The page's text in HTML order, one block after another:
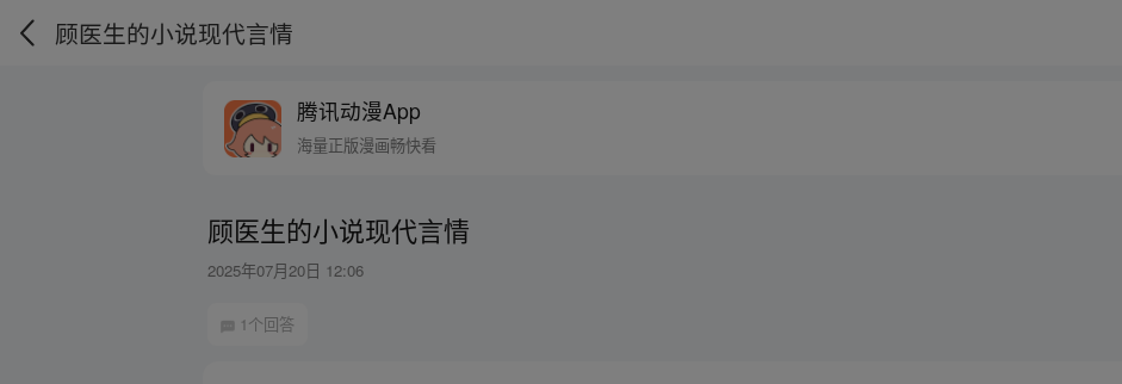
顾医生的小说现代言情
腾讯动漫App
海量正版漫画畅快看
顾医生的小说现代言情
2025年07月20日 12:06
1个回答